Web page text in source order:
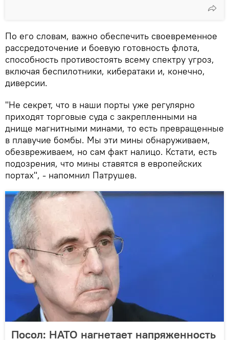
По его словам, важно обеспечить своевременное
рассредоточение и боевую готовность флота,
способность противостоять всему спектру угроз,
включая беспилотники, кибератаки и, конечно,
диверсии.
"Не секрет, что в наши порты уже регулярно
приходят торговые суда с закрепленными на
днище магнитными минами, то есть превращенные
в плавучие бомбы. Мы эти мины обнаруживаем,
обезвреживаем, но сам факт налицо. Кстати, есть
подозрения, что мины ставятся в европейских
портах", - напомнил Патрушев.
Посол: НАТО нагнетает напряженность